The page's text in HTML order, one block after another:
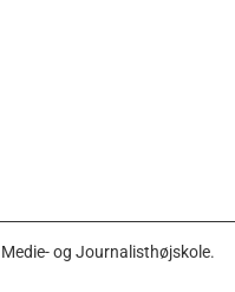
og Journalisthøjskole.